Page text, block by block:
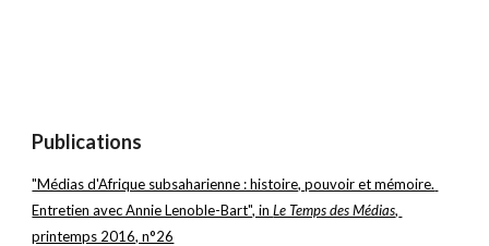
Publications
"Médias d'Afrique subsaharienne : histoire, pouvoir et mémoire.
Entretien avec Annie Lenoble-Bart", in Le Temps des Médias,
printemps 2016, n°26